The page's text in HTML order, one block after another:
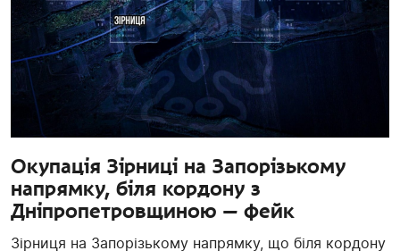
Окупація Зірниці на Запорізькому
напрямку, біля кордону з
Дніпропетровщиною — фейк
Зірниця на Запорізькому напрямку, що біля кордону